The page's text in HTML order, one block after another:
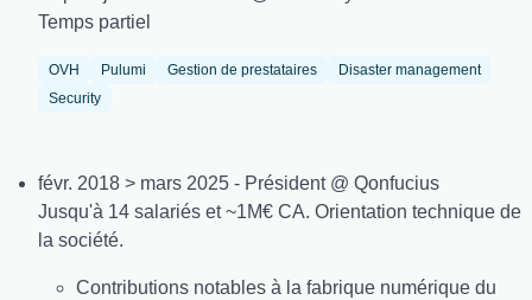
Temps partiel
OVH Pulumi Gestion de prestataires
Disaster management
Security
févr. 2018 > mars 2025 - Président @ Qonfucius
Jusqu'à 14 salariés et ~1M€ CA. Orientation technique de
la société.
Contributions notables à la fabrique numérique du